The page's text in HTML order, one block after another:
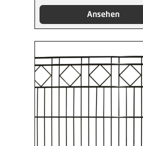
Ansehen